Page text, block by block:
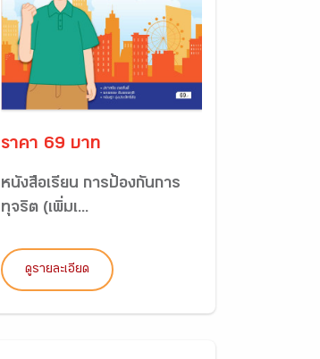
ราคา 69 บาท
หนังสือเรียน การป้องกันการ
ทุจริต (เพิ่มเ...
ดูรายละเอียด